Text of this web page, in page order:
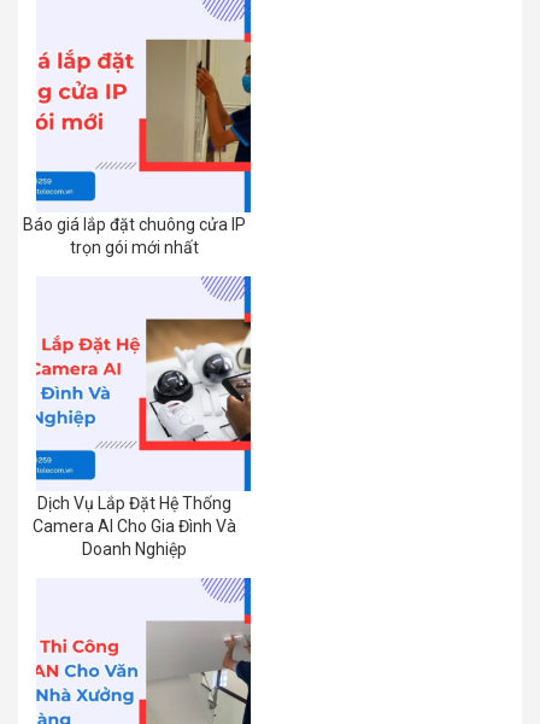
Báo giá lắp đặt chuông cửa IP
trọn gói mới nhất
Dịch Vụ Lắp Đặt Hệ Thống
Camera AI Cho Gia Đình Và
Doanh Nghiệp